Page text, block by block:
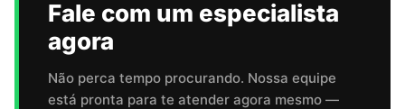
Fale com um especialista
agora
Não perca tempo procurando. Nossa equipe
está pronta para te atender agora mesmo —